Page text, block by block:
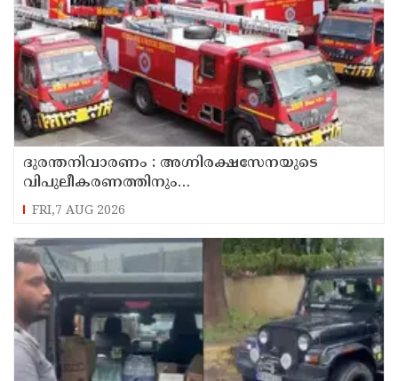
ദുരന്തനിവാരണം : അഗ്നിരക്ഷസേനയുടെ
വിപുലീകരണത്തിനും
ആധുനികവത്കരണത്തിനുമായി 64.21 കോടി
രൂപ കൂടി അനുവദിച്ചു
FRI,7 AUG 2026